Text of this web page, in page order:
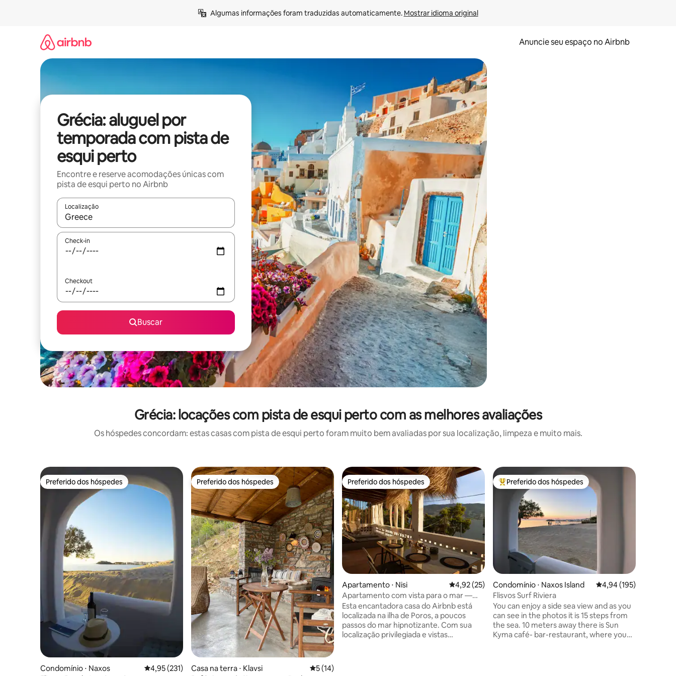
Algumas informações foram traduzidas automaticamente. Mostrar idioma original
Anuncie seu espaço no Airbnb
Grécia: aluguel por
temporada com pista de
esqui perto
Encontre e reserve acomodações únicas com
pista de esqui perto no Airbnb
Localização
Quando os resultados estiverem disponíveis, explore-os usando as seta para cima e para baixo do teclado ou tocando e deslizando o dedo na tela.
Check-in
Checkout
Buscar
Grécia: locações com pista de esqui perto com as melhores avaliações
Os hóspedes concordam: estas casas com pista de esqui perto foram muito bem avaliadas por sua localização, limpeza e muito mais.
Preferido dos hóspedes
Preferido dos hóspedes
Condomínio ⋅ Naxos 4,95 de uma avaliação média de 5, 231 avaliações
4,95 (231)
Preferido dos hóspedes
Preferido dos hóspedes
Casa na terra ⋅ Klavsi 5 de uma avaliação média de 5, 14 avaliações
5 (14)
Preferido dos hóspedes
Preferido dos hóspedes
Apartamento ⋅ Nisi 4,92 de uma avaliação média de 5, 25 avaliações
4,92 (25)
Apartamento com vista para o mar —
Apartamento relaxante em frente à
praia em Poros
Esta encantadora casa do Airbnb está
localizada na ilha de Poros, a poucos
passos do mar hipnotizante. Com sua
localização privilegiada e vistas
Entre os melhores preferidos dos hóspedes
Preferido dos hóspedes
Condomínio ⋅ Naxos Island 4,94 de uma avaliação
4,94 (195)
Flisvos Surf Riviera
You can enjoy a side sea view and as you
can see in the photos it is 15 steps from
the sea. 10 meters away there is Sun
Kyma café- bar-restaurant, where you